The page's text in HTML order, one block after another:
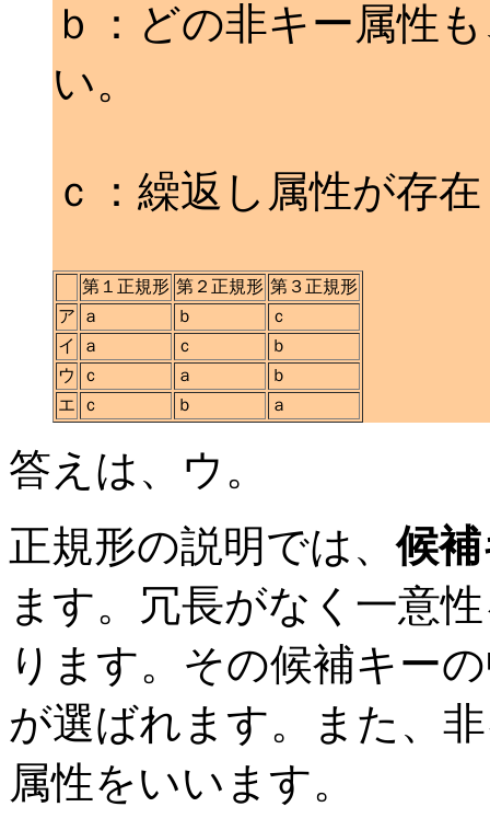
ｂ：どの非キー属性
い。
ｃ：繰返し属性が存
第１正規形 第２正規形 第３正規形
ア
ａ ｂ
ｃ
イ
ａ ｃ
ｂ
ウ
ｃ ａ
ｂ
エ
ｃ ｂ ａ
答えは、ウ。
正規形の説明では、候
ます。冗長がなく一意
ります。その候補キー
が選ばれます。また、
属性をいいます。